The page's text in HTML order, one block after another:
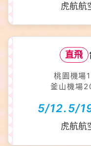
虎航航
直飛
桃園機場
釜山機場
5/12.5/
虎航航